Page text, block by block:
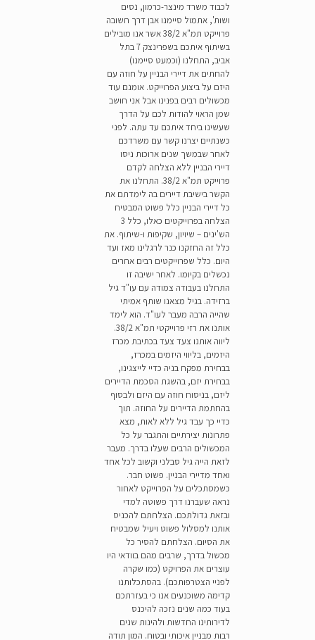
לכבוד משרד מינצר-כרמון, נסים
ושות', אתמול סיימנו אבן דרך חשובה
פרוייקט תמ"א 38/2 אשר אנו מובילים
בשיתוף איתכם בשפרינצק 7 בתל
אביב, התחלנו (וכמעט סיימנו)
להחתים את דיירי הבניין על חוזה עם
היזם על ביצוע הפרוייקט. אומנם עוד
מכשולים רבים בפנינו אבל אני חושב
שמן הראוי להודות לכם על הדרך
שעשינו ביחד איתכם עד עתה. לפני
כשנתיים יצרנו קשר עם משרדכם
לאחר שבמשך שנים ארוכות ניסו
דיירי הבניין ללא הצלחה לקדם
פרוייקט תמ"א 38/2. התחלנו את
הקשר בישיבת דיירים בה לימדתם את
כל דיירי הבניין כלל פשוט המבטיח
הצלחה בפרוייקטים כאלו, כלל 3
הש'ינים – שיויון, שקיפות ו-שיתוף. את
כלל זה החזקנו כנר לרגלינו מאז ועד
היום. כלל שפרוייקטים רבים אחרים
נכשלים בקיומו. לאחר ישיבה זו
התחלנו בעבודה צמודה עם עו"ד גיל
ברזידה. בגיל מצאנו שותף אמיתי
שהייה הרבה מעבר לעו"ד. הוא לימד
אותנו את רזי פרוייקטי תמ"א 38/2.
ליווה אותנו צעד צעד בכתיבת מכרז
היזמים, בליווי היזמים במכרז,
בבחירת מפקח בניה כדיי לייצגינו,
בבחירת יזם, בהשגת הסכמת הדיירים
ליזם, בניסוח חוזה עם היזם ולבסוף
בהחתמת הדיירים על החוזה. תוך
כדיי כך עבד גיל ללא לאות, מצא
פתרונות יצירתיים והתגבר על כל
המכשולים הרבים שעלו בדרך. מעבר
לזאת הייה גיל סבלני וקשוב לכל אחד
ואחד מדיירי הבניין. פשוט חבר.
כשמסתכלים על הפרוייקט לאחור
נראה שעברנו דרך פשוטה למדי
ובזאת גדולתכם. הצלחתם להכניס
אותנו למסלול פשוט ויעיל שמבטיח
את הסיום. הצלחתם להסיר כל
מכשול בדרך, שרבים מהם בוודאי היו
עוצרים את הפרויקט (כמו שקרה
לפניי הצטרפותכם). בהסתכלותנו
קדימה משוכנעים אנו כי בעזרתכם
בעוד כמה שנים נזכה להיכנס
לדירותינו החדשות ולהינות שנים
רבות מבניין איכותי ובטוח. המון תודה